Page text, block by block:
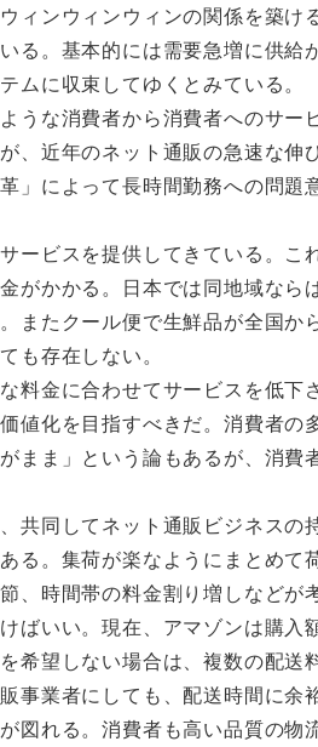
ィンウィンウィンの関係を築け
る。基本的には需要急増に供給
に収束してゆくとみている。
な消費者から消費者へのサー
、近年のネット通販の急速な伸
」によって長時間勤務への問題
ービスを提供してきている。こ
がかかる。日本では同地域なら
またクール便で生鮮品が全国か
も存在しない。
料金に合わせてサービスを低下
値化を目指すべきだ。消費者の
まま」という論もあるが、消費
共同してネット通販ビジネスの
る。集荷が楽なようにまとめて
時間帯の料金割り増しなどが
ばいい。現在、アマゾンは購入
希望しない場合は、複数の配送
事業者にしても、配送時間に余
図れる。消費者も高い品質の物